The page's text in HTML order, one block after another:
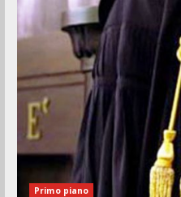
Primo piano